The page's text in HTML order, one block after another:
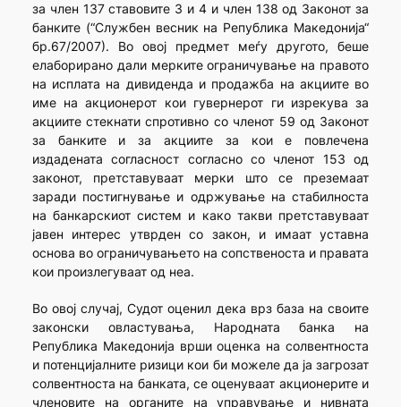
за член 137 ставовите 3 и 4 и член 138 од Законот за
банките (“Службен весник на Република Македонија“
бр.67/2007). Во овој предмет меѓу другото, беше
елаборирано дали мерките ограничување на правото
на исплата на дивиденда и продажба на акциите во
име на акционерот кои гувернерот ги изрекува за
акциите стекнати спротивно со членот 59 од Законот
за банките и за акциите за кои е повлечена
издадената согласност согласно со членот 153 од
законот, претставуваат мерки што се преземаат
заради постигнување и одржување на стабилноста
на банкарскиот систем и како такви претставуваат
јавен интерес утврден со закон, и имаат уставна
основа во ограничувањето на сопственоста и правата
кои произлегуваат од неа.
Во овој случај, Судот оценил дека врз база на своите
законски овластувања, Народната банка на
Република Македонија врши оценка на солвентноста
и потенцијалните ризици кои би можеле да ја загрозат
солвентноста на банката, се оценуваат акционерите и
членовите на органите на управување и нивната